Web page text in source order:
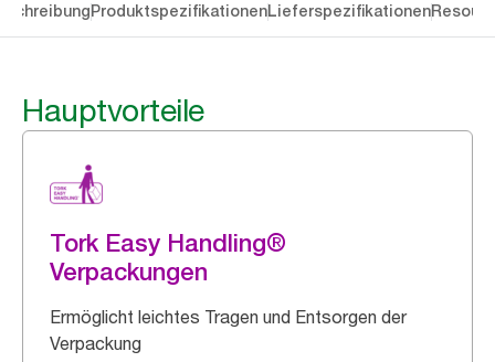
ProduktspezifikationenLieferspezifikationen
Hauptvorteile
Tork Easy Handling®
Verpackungen
Ermöglicht leichtes Tragen und Entsorgen der
Verpackung